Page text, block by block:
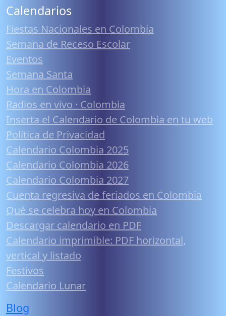
Calendarios
Fiestas Nacionales en Colombia
Semana de Receso Escolar
Eventos
Semana Santa
Hora en Colombia
Radios en vivo · Colombia
Inserta el Calendario de Colombia en tu web
Política de Privacidad
Calendario Colombia 2025
Calendario Colombia 2026
Calendario Colombia 2027
Cuenta regresiva de feriados en Colombia
Qué se celebra hoy en Colombia
Descargar calendario en PDF
Calendario imprimible: PDF horizontal,
vertical y listado
Festivos
Calendario Lunar
Blog